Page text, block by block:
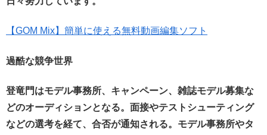
【GOM Mix】簡単に使える無料動画編集ソフト
過酷な競争世界
登竜門はモデル事務所、キャンペーン、雑誌モデル募集な
どのオーディションとなる。 面接やテストシューティング
などの選考を経て、合否が通知される。 モデル事務所やタ